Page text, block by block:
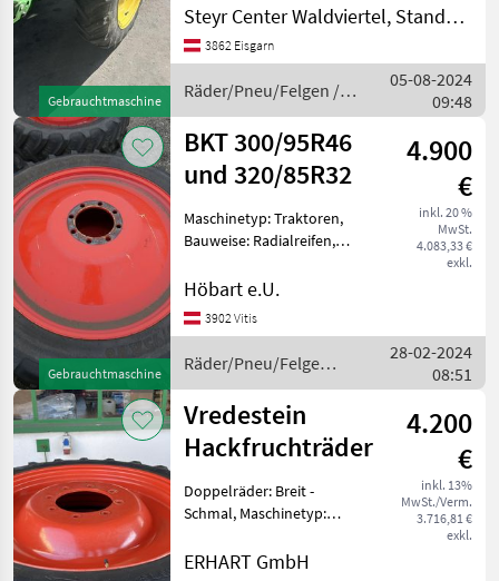
Gebrauchtmaschine
Räder, Pflegeräder, Felgen
Zum Verkauf steht eine
gebrauchte
für die Tra
Steyr Center Waldviertel, Standort Eisgarn
3862 Eisgarn
Räder/Pneu/Felgen /
Sonstige
05-08-2024
09:48
Gebrauchtmaschine
BKT 300/95R46
und 320/85R32
4.900
€
inkl. 20 %
MwSt.
4.083,33 €
exkl.
Maschinetyp: Traktoren,
Bauweise: Radialreifen,
Komplettreifen BKT
Agrimax RT955, Lochkreis
Komplettre
Höbart e.U.
3902 Vitis
Räder/Pneu/Felgen /
BKT
28-02-2024
08:51
Vredestein
Hackfruchträder
4.200
€
inkl. 13%
MwSt./Verm.
3.716,81 €
exkl.
Doppelräder: Breit -
Schmal, Maschinetyp:
Schlauchlos (TL), Bauweise:
ERHART GmbH